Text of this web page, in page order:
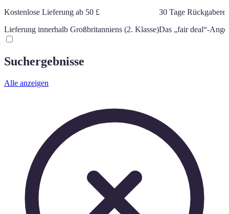
Kostenlose Lieferung ab 50 £
Lieferung innerhalb Großbritanniens (2. Klasse)
30 Tage
Das „fair deal“-
Suchergebnisse
Alle anzeigen